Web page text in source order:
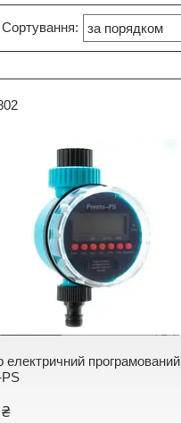
електричний програмований